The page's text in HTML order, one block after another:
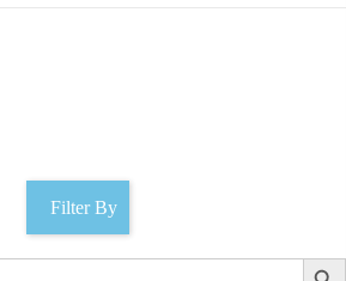
Filter By